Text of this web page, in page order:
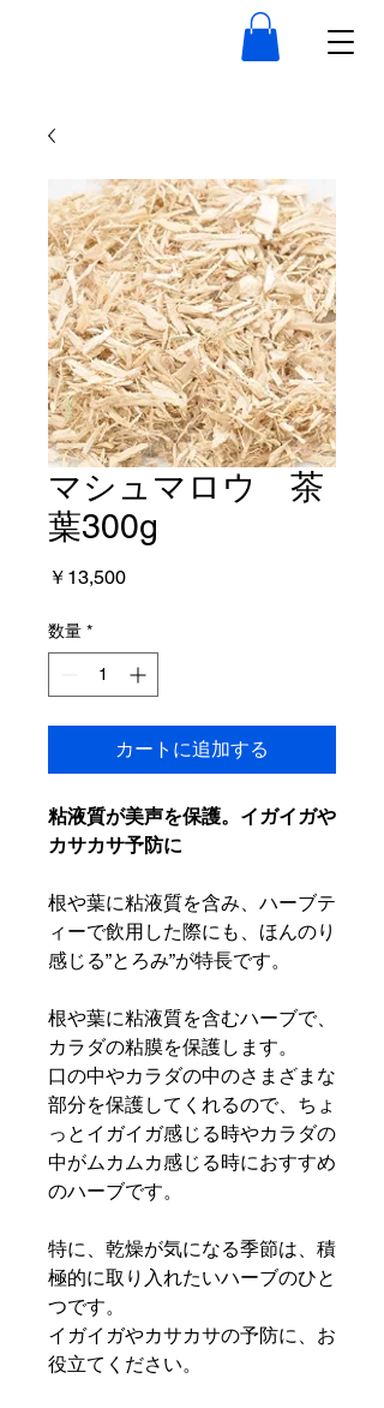
マシュマロウ 茶
葉300g
￥13,500価
数量 *
カートに追加する
粘液質が美声を保護。イガイガや
カサカサ予防に
根や葉に粘液質を含み、ハーブテ
ィーで飲用した際にも、ほんのり
感じる”とろみ”が特長です。
根や葉に粘液質を含むハーブで、
カラダの粘膜を保護します。
口の中やカラダの中のさまざまな
部分を保護してくれるので、ちょ
っとイガイガ感じる時やカラダの
中がムカムカ感じる時におすすめ
のハーブです。
特に、乾燥が気になる季節は、積
極的に取り入れたいハーブのひと
つです。
イガイガやカサカサの予防に、お
役立てください。